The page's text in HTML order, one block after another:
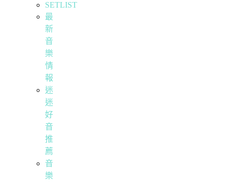
SETLIST
最
新
音
樂
情
報
迷
迷
好
音
推
薦
音
樂